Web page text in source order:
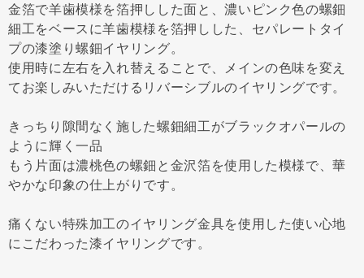
金箔で羊歯模様を箔押しした面と、濃いピンク色の螺鈿
細工をベースに羊歯模様を箔押しした、セパレートタイ
プの漆塗り螺鈿イヤリング。
使用時に左右を入れ替えることで、メインの色味を変え
てお楽しみいただけるリバーシブルのイヤリングです。
きっちり隙間なく施した螺鈿細工がブラックオパールの
ように輝く一品
もう片面は濃桃色の螺鈿と金沢箔を使用した模様で、華
やかな印象の仕上がりです。
痛くない特殊加工のイヤリング金具を使用した使い心地
にこだわった漆イヤリングです。